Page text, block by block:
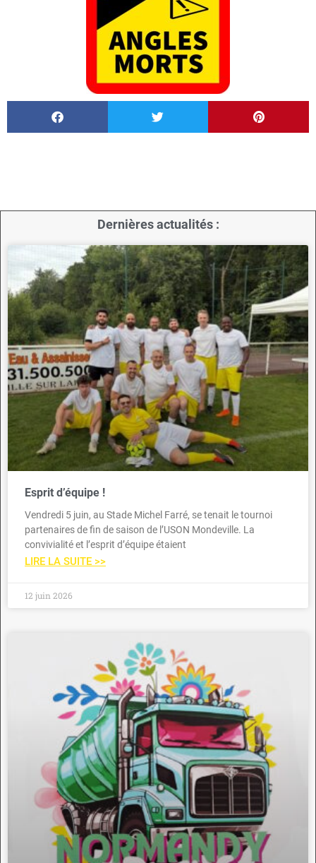
Dernières actualités :
Esprit d’équipe !
Vendredi 5 juin, au Stade Michel Farré, se tenait le tournoi
partenaires de fin de saison de l’USON Mondeville. La
convivialité et l’esprit d’équipe étaient
LIRE LA SUITE >>
12 juin 2026